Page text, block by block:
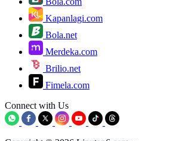
Kapanlagi.com
Bola.net
Merdeka.com
Brilio.net
Fimela.com
Connect with Us